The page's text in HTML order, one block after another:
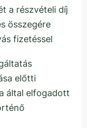
a részvételi díj
összegére
fizetéssel
előtti
által elfogadott